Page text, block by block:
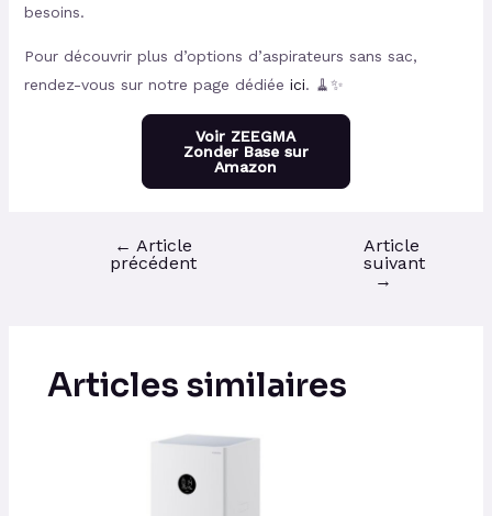
besoins.
Pour découvrir plus d’options d’aspirateurs sans sac,
rendez-vous sur notre page dédiée ici. 🧹✨
Voir ZEEGMA
Zonder Base sur
Amazon
← Article
précédent
Article
suivant
→
Articles similaires